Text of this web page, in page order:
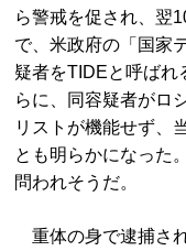
ら警戒を促され、翌
で、米政府の「国家
疑者をTIDEと呼ばれ
らに、同容疑者がロ
リストが機能せず、
とも明らかになった
問われそうだ。
重体の身で逮捕さ